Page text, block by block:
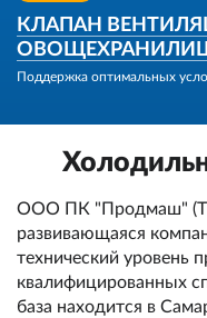
КЛАПАН
Поддержка оптимальных
ООО ПК "Продмаш"
развивающаяся
технический уровень
квалифицированных
база находится в